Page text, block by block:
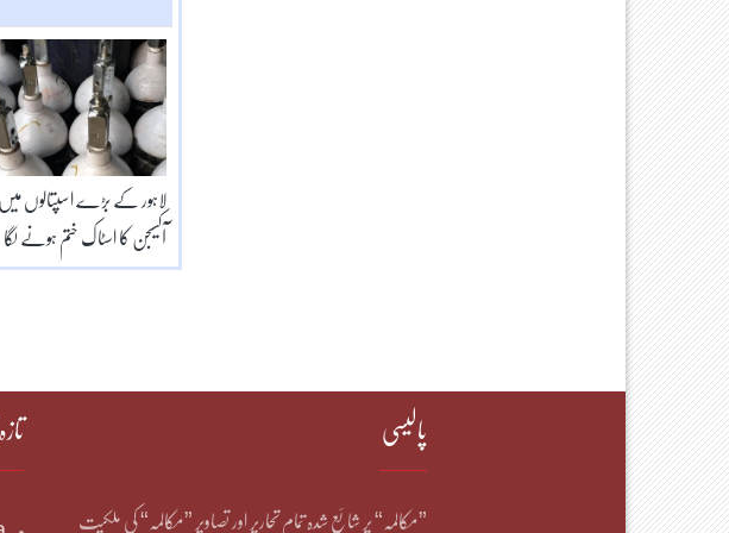
لاہور کے بڑے اسپتالوں میں
آکسیجن کا اسٹاک ختم ہونے لگا
پالیسی
”مکالمہ“ پر شائع شدہ تمام تحاریر اور تصاویر ”مکالمہ“ کی ملکیت